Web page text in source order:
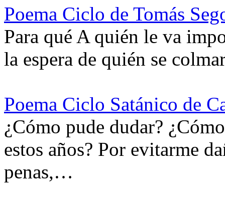
Poema Ciclo de Tomás
Para qué A quién le va
la espera de quién se
Poema Ciclo Satánico de
¿Cómo pude dudar?
estos años? Por evitarme
penas,…